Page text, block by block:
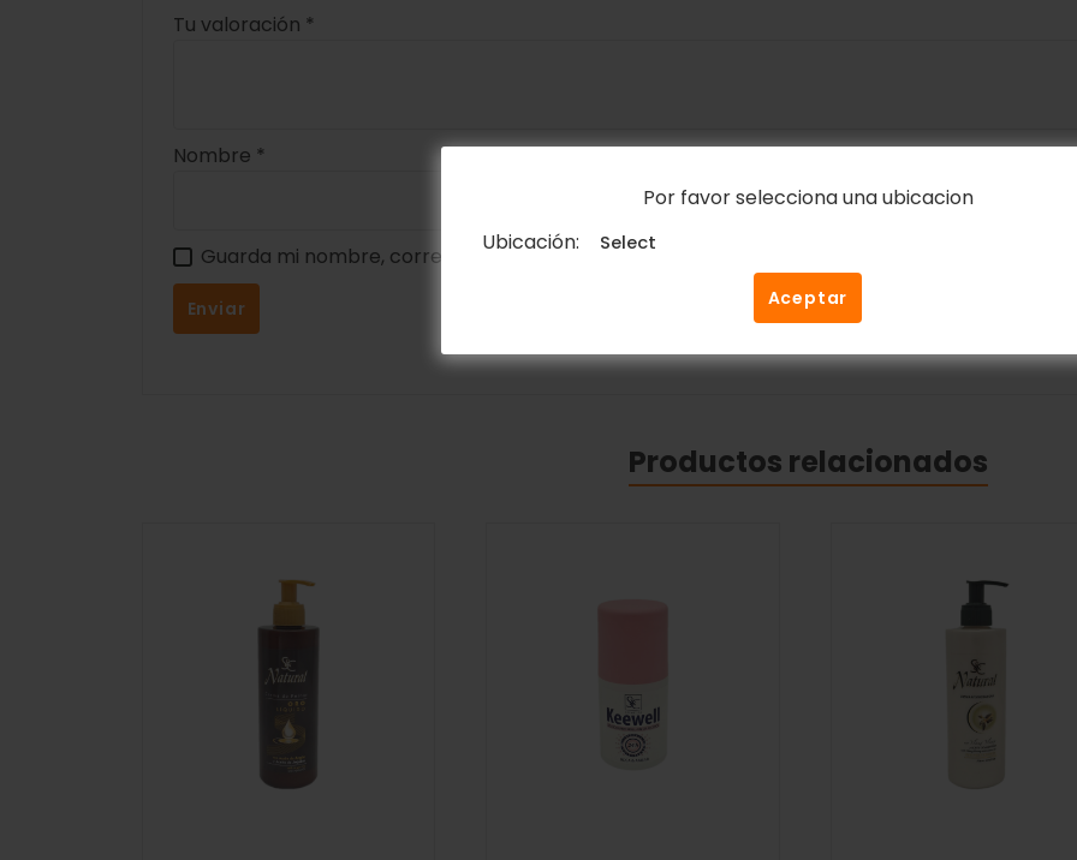
Por favor selecciona una ubicacion
Ubicación:
Aceptar
Tu valoración *
Nombre * Correo electrónico*
Guarda mi nombre, correo electrónico y web en este navegador para la próxima vez que
Productos relacionados